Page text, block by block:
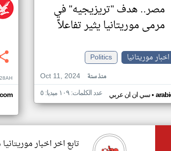
مصر.. هدف "تريزيجيه" في
مرمى موريتانيا يثير تفاعلاً
اخبار موريتانيا
Politics
Oct 11, 2024
منذ سنة
سي ان ان عربي• عدد الكلمات: ١٠٩ ميديا: ٥
تابع اخر اخبار